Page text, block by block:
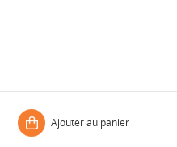
Ajouter au panier